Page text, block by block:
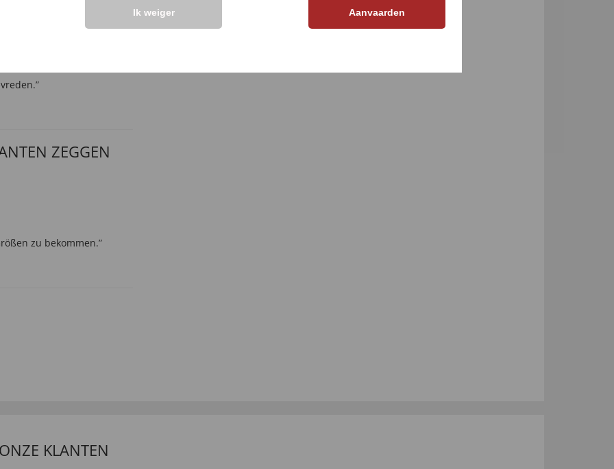
ZEGGEN
zu bekommen.”
weiter empfehlen”
KLANTEN
Ik weiger Aanvaarden